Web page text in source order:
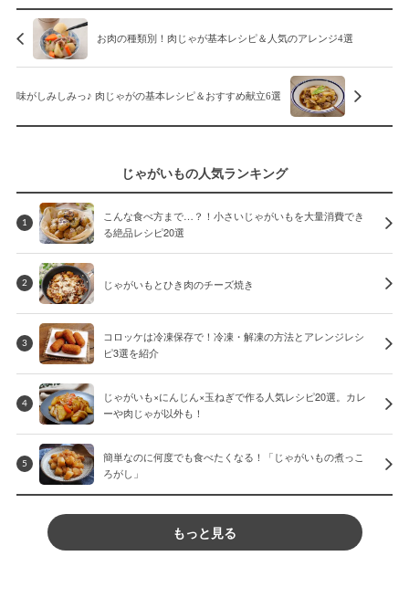
お肉の種類別！肉じゃが基本レシピ＆人気のアレンジ4選
味がしみしみっ♪ 肉じゃがの基本レシピ＆おすすめ献立6選
じゃがいもの人気ランキング
1
こんな食べ方まで…？！小さいじゃがいもを大量消費でき
る絶品レシピ20選
2 じゃがいもとひき肉のチーズ焼き
3
コロッケは冷凍保存で！冷凍・解凍の方法とアレンジレシ
ピ3選を紹介
4
じゃがいも×にんじん×玉ねぎで作る人気レシピ20選。カレ
ーや肉じゃが以外も！
5
簡単なのに何度でも食べたくなる！「じゃがいもの煮っこ
ろがし」
もっと見る